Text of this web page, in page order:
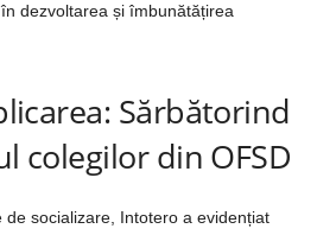
dezvoltarea și îmbunătățirea
Sărbătorind
colegilor din OFSD
socializare, Intotero a evidențiat